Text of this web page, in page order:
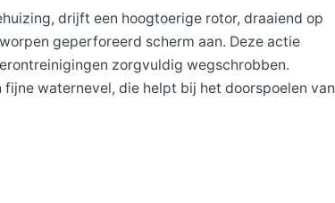
drijft een hoogtoerige rotor, draaiend op
geperforeerd scherm aan. Deze actie
zorgvuldig wegschrobben.
waternevel, die helpt bij het doorspoelen van